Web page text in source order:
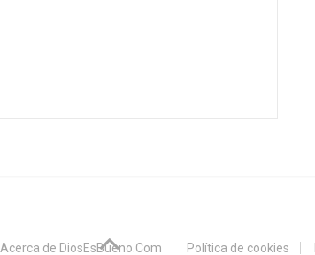
Acerca de DiosEsBueno.Com Política de cookies